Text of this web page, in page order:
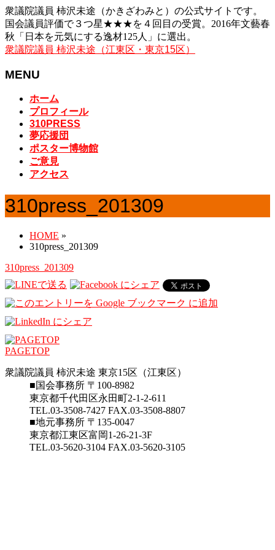
衆議院議員 柿沢未途（かきざわみと）の公式サイトです。
国会議員評価で３つ星★★★を４回目の受賞。2016年文藝春
秋「日本を元気にする逸材125人」に選出。
衆議院議員 柿沢未途（江東区・東京15区）
MENU
ホーム
プロフィール
310PRESS
夢応援団
ポスター博物館
ご意見
アクセス
310press_201309
HOME »
310press_201309
310press_201309
PAGETOP
衆議院議員 柿沢未途 東京15区（江東区）
■国会事務所 〒100-8982
東京都千代田区永田町2-1-2-611
TEL.03-3508-7427 FAX.03-3508-8807
■地元事務所 〒135-0047
東京都江東区富岡1-26-21-3F
TEL.03-5620-3104 FAX.03-5620-3105